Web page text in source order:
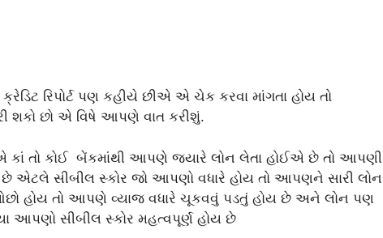
રિપોર્ટ પણ કહીયે છીએ એ ચેક કરવા માંગતા હોય તો
શકો છો એ વિષે આપણે વાત કરીશું.
તો કોઈ બેંકમાંથી આપણે જ્યારે લોન લેતા હોઈએ છે તો આપણી
છે એટલે સીબીલ સ્કોર જો આપણો વધારે હોય તો આપણને સારી લોન
હોય તો આપણે વ્યાજ વધારે ચૂકવવું પડતું હોય છે અને લોન પણ
સીબીલ સ્કોર મહત્વપૂર્ણ હોય છે